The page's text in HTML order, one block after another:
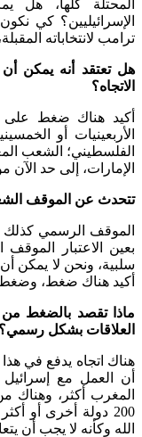
المحتلة كلها، هل
الإسرائيليين؟ كي
ترامب لانتخاباته
هل تعتقد أنه يمكن
الاتجاه؟
أكيد هناك ضغط على
الأربعينيات أو
الفلسطيني؛ الشعب
الإمارات، إلى حد
تتحدث عن الموقف
الموقف الرسمي كذلك
بعين الاعتبار
سلبية، ونحن لا يمكن
أكيد هناك ضغط،
ماذا تقصد بالضغط من
العلاقات بشكل رسمي؟
هناك اتجاه يدفع في
أن العمل مع إسرائيل
المغرب أكثر، وهناك
200 دولة أخرى أو
الله وكأنه لا يجب أن